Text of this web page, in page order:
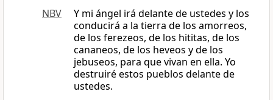
NBV
Y mi ángel irá delante de ustedes y los
conducirá a la tierra de los amorreos,
de los ferezeos, de los hititas, de los
cananeos, de los heveos y de los
jebuseos, para que vivan en ella. Yo
destruiré estos pueblos delante de
ustedes.